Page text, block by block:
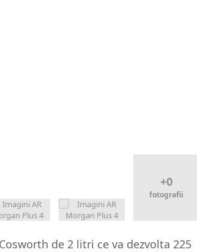
+0
fotografii
de 2 litri ce va dezvolta 225